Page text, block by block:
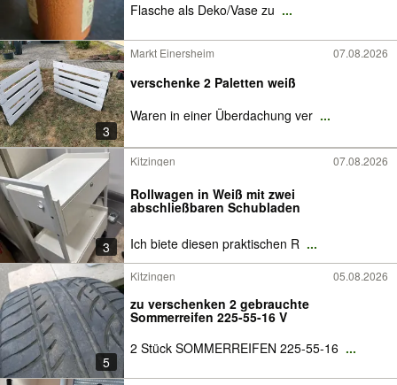
Flasche als Deko/Vase zu ...
3
Markt Einersheim 07.08.2026
verschenke 2 Paletten weiß
Waren in einer Überdachung ver ...
3
Kitzingen 07.08.2026
Rollwagen in Weiß mit zwei
abschließbaren Schubladen
Ich biete diesen praktischen R ...
5
Kitzingen 05.08.2026
zu verschenken 2 gebrauchte
Sommerreifen 225-55-16 V
2 Stück SOMMERREIFEN 225-55-16 ...